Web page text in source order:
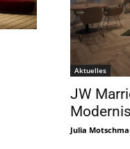
Aktuelles
JW
Julia